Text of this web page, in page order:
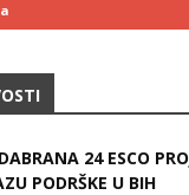
24 ESCO
PODRŠKE U BIH